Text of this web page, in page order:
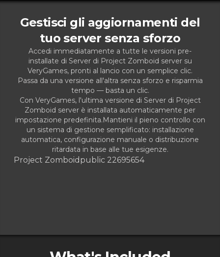
Gestisci gli aggiornamenti del
tuo server senza sforzo
Accedi immediatamente a tutte le versioni pre-
installate di Server di Project Zomboid server su
VeryGames, pronti al lancio con un semplice clic.
Passa da una versione all'altra senza sforzo e risparmia
tempo — basta un clic.
Con VeryGames, l'ultima versione di Server di Project
Zomboid server è installata automaticamente per
impostazione predefinita.Mantieni il pieno controllo con
un sistema di gestione semplificato: installazione
automatica, configurazione manuale o distribuzione
ritardata in base alle tue esigenze.
Project Zomboid public 22695654